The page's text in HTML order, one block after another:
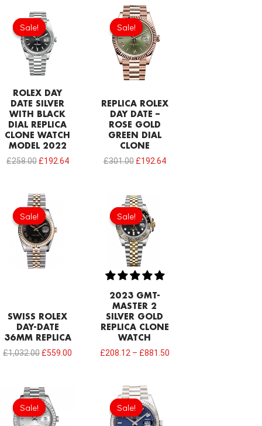
Sale!
Sale!
ROLEX DAY
DATE SILVER
WITH BLACK
DIAL REPLICA
CLONE WATCH
MODEL 2022
£258.00
Original
price
was:
£258.00.
£192.64
Sale!
Sale!
REPLICA ROLEX
DAY DATE –
ROSE GOLD
GREEN DIAL
CLONE
£301.00
Original
price
was:
£301.00.
£192.64
Sale!
Sale!
SWISS ROLEX
DAY-DATE
36MM REPLICA
£1,032.00
Original
price
was:
£1,032.00.
£559.00
Sale!
Sale!
2023 GMT-
MASTER 2
SILVER GOLD
REPLICA CLONE
WATCH
£208.12 – £881.50
Sale!
Sale!
Original
price
was:
£301.00.
Sale!
Sale!
Original
price
was:
£249.40.